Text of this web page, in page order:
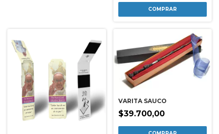
VARITA SAUCO
$39.700,00